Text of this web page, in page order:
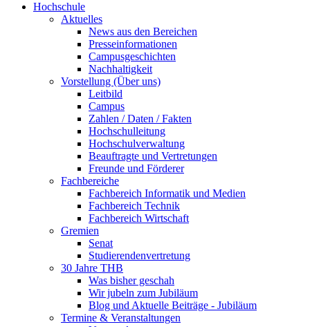
Hochschule
Aktuelles
News aus den Bereichen
Presseinformationen
Campusgeschichten
Nachhaltigkeit
Vorstellung (Über uns)
Leitbild
Campus
Zahlen / Daten / Fakten
Hochschulleitung
Hochschulverwaltung
Beauftragte und Vertretungen
Freunde und Förderer
Fachbereiche
Fachbereich Informatik und Medien
Fachbereich Technik
Fachbereich Wirtschaft
Gremien
Senat
Studierendenvertretung
30 Jahre THB
Was bisher geschah
Wir jubeln zum Jubiläum
Blog und Aktuelle Beiträge - Jubiläum
Termine & Veranstaltungen